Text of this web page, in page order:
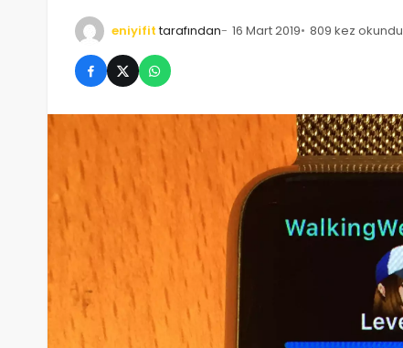
eniyifit tarafından 16 Mart 2019 809 kez okundu